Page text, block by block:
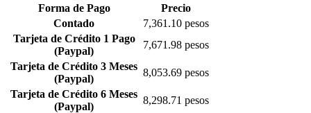
Forma de Pago
Precio
Contado
7,361.10 pesos
Tarjeta de Crédito 1 Pago
(Paypal)
7,671.98 pesos
Tarjeta de Crédito 3 Meses
(Paypal)
8,053.69 pesos
Tarjeta de Crédito 6 Meses
(Paypal)
8,298.71 pesos